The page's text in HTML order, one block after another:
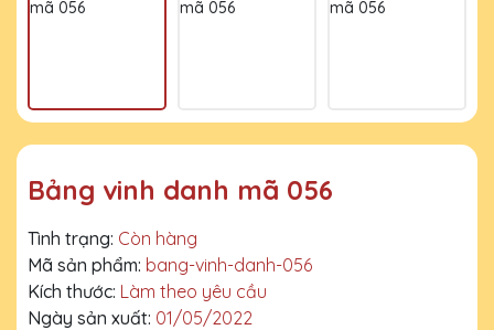
Bảng vinh danh mã 056
Tình trạng: Còn hàng
Mã sản phẩm: bang-vinh-danh-056
Kích thước: Làm theo yêu cầu
Ngày sản xuất: 01/05/2022